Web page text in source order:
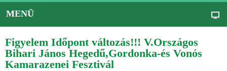
MENÜ
Figyelem Időpont változás!!! V.Országos
Bihari János Hegedű,Gordonka-és Vonós
Kamarazenei Fesztivál